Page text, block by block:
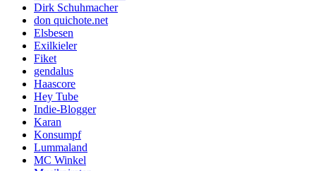
Dirk Schuhmacher
don quichote.net
Elsbesen
Exilkieler
Fiket
gendalus
Haascore
Hey Tube
Indie-Blogger
Karan
Konsumpf
Lummaland
MC Winkel